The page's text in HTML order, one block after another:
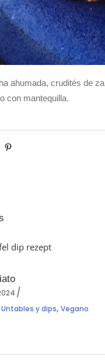
ahumada, crudités de
con mantequilla.
Untables y dips, Vegano